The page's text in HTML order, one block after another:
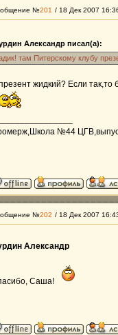
№201 / 18 Дек 2007
Александр писал(а):
там Питерскому клубу
жидкий? Если так,то
№44
№202 / 18 Дек 2007
Александр
Саша!